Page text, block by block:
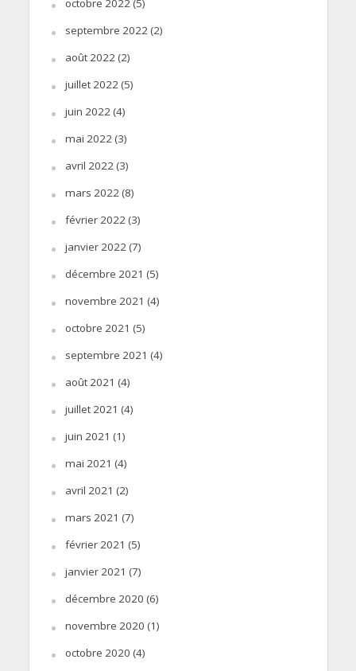
septembre 2022 (2)
août 2022 (2)
juillet 2022 (5)
juin 2022 (4)
mai 2022 (3)
avril 2022 (3)
mars 2022 (8)
février 2022 (3)
janvier 2022 (7)
décembre 2021 (5)
novembre 2021 (4)
octobre 2021 (5)
septembre 2021 (4)
août 2021 (4)
juillet 2021 (4)
juin 2021 (1)
mai 2021 (4)
avril 2021 (2)
mars 2021 (7)
février 2021 (5)
janvier 2021 (7)
décembre 2020 (6)
novembre 2020 (1)
octobre 2020 (4)